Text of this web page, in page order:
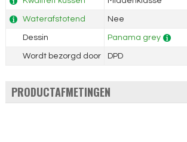
Waterafstotend Nee
Dessin Panama grey
Wordt bezorgd door DPD
PRODUCTAFMETINGEN